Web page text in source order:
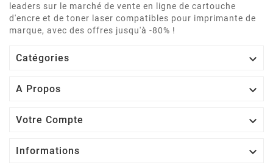
leaders sur le marché de vente en ligne de cartouche
d'encre et de toner laser compatibles pour imprimante de
marque, avec des offres jusqu'à -80% !
Catégories 
A Propos 
Votre Compte 
Informations 